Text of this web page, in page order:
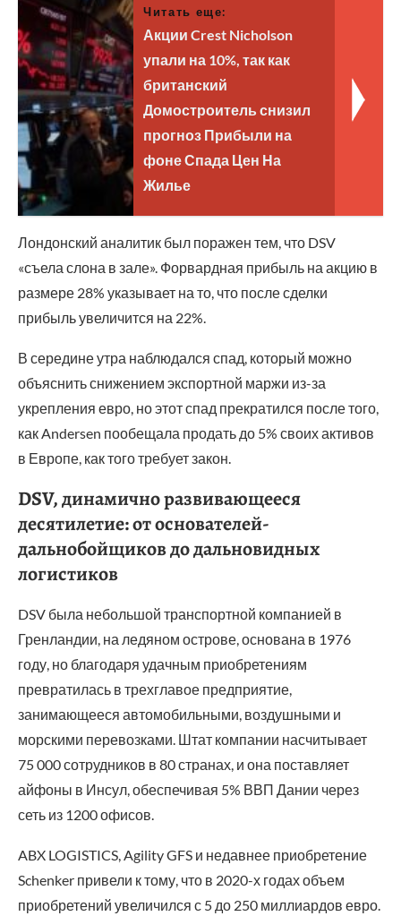
Читать еще:
Акции Crest Nicholson
упали на 10%, так как
британский
Домостроитель снизил
прогноз Прибыли на
фоне Спада Цен На
Жилье
Лондонский аналитик был поражен тем, что DSV
«съела слона в зале». Форвардная прибыль на акцию в
размере 28% указывает на то, что после сделки
прибыль увеличится на 22%.
В середине утра наблюдался спад, который можно
объяснить снижением экспортной маржи из-за
укрепления евро, но этот спад прекратился после того,
как Andersen пообещала продать до 5% своих активов
в Европе, как того требует закон.
DSV, динамично развивающееся
десятилетие: от основателей-
дальнобойщиков до дальновидных
логистиков
DSV была небольшой транспортной компанией в
Гренландии, на ледяном острове, основана в 1976
году, но благодаря удачным приобретениям
превратилась в трехглавое предприятие,
занимающееся автомобильными, воздушными и
морскими перевозками. Штат компании насчитывает
75 000 сотрудников в 80 странах, и она поставляет
айфоны в Инсул, обеспечивая 5% ВВП Дании через
сеть из 1200 офисов.
ABX LOGISTICS, Agility GFS и недавнее приобретение
Schenker привели к тому, что в 2020-х годах объем
приобретений увеличился с 5 до 250 миллиардов евро.